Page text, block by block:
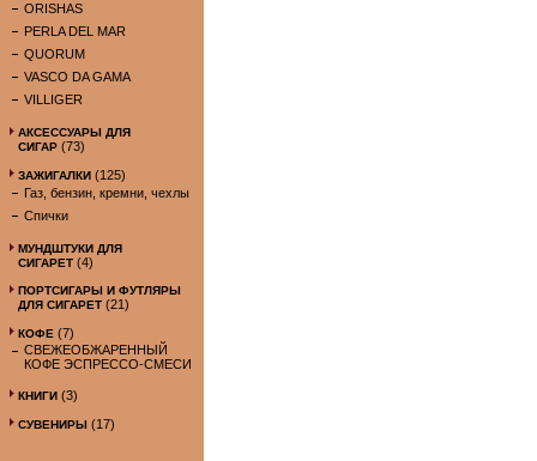
ORISHAS
PERLA DEL MAR
QUORUM
VASCO DA GAMA
VILLIGER
АКСЕССУАРЫ ДЛЯ
СИГАР (73)
ЗАЖИГАЛКИ (125)
Газ, бензин, кремни, чехлы
Спички
МУНДШТУКИ ДЛЯ
СИГАРЕТ (4)
ПОРТСИГАРЫ И ФУТЛЯРЫ
ДЛЯ СИГАРЕТ (21)
КОФЕ (7)
СВЕЖЕОБЖАРЕННЫЙ
КОФЕ ЭСПРЕССО-СМЕСИ
КНИГИ (3)
СУВЕНИРЫ (17)